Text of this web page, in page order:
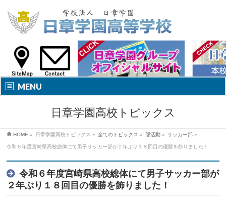
MENU
日章学園高校トピックス
HOME » 日章学園高校トピックス » 全てのトピックス » 部活動 » サッカー部 »
令和６年度宮崎県高校総体にて男子サッカー部が２年ぶり１８回目の優勝を飾りました！
令和６年度宮崎県高校総体にて男子サッカー部が
２年ぶり１８回目の優勝を飾りました！